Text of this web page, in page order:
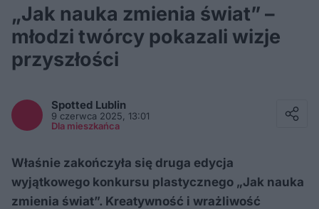
„Jak nauka zmienia świat” –
młodzi twórcy pokazali wizje
przyszłości
Spotted Lublin
9 czerwca 2025, 13:01
Dla mieszkańca
Właśnie zakończyła się druga edycja
wyjątkowego konkursu plastycznego „Jak nauka
zmienia świat”. Kreatywność i wrażliwość